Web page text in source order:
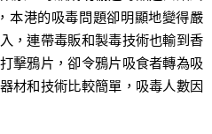
本港的吸毒問題卻明顯地變得嚴
，連帶毒販和製毒技術也輸到香
擊鴉片，卻令鴉片吸食者轉為吸
材和技術比較簡單，吸毒人數因